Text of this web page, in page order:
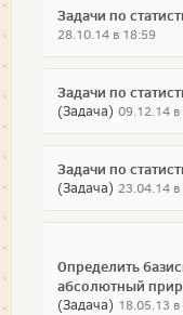
Задачи по
28.10.14 в 18:59
Задачи по
(Задача) 09.12.14 в
Задачи по
(Задача) 23.04.14
Определить
абсолютный
(Задача) 18.05.13 в